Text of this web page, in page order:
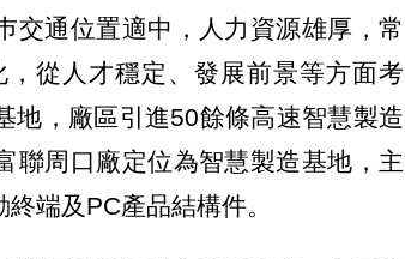
交通位置適中，人力資源雄厚，常
從人才穩定、發展前景等方面考
地，廠區引進50餘條高速智慧製造
聯周口廠定位為智慧製造基地，主
端及PC產品結構件。